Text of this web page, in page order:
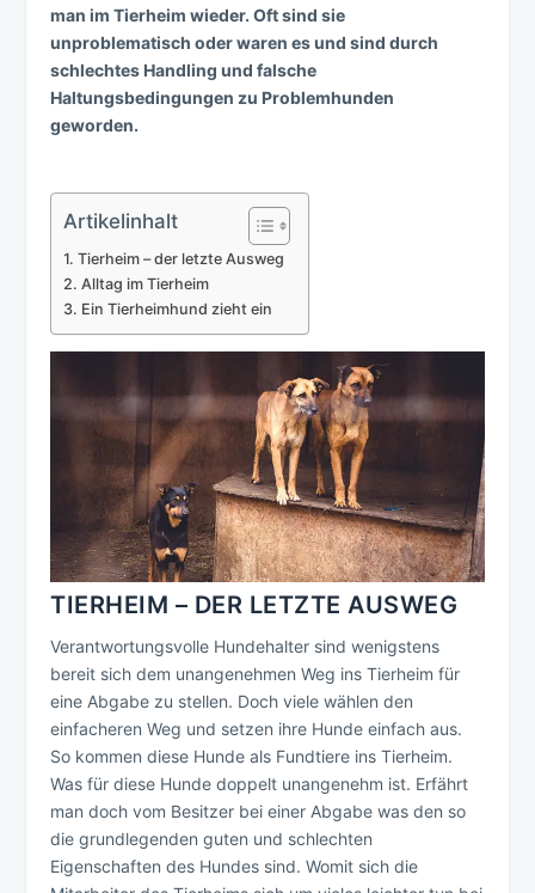
man im Tierheim wieder. Oft sind sie
unproblematisch oder waren es und sind durch
schlechtes Handling und falsche
Haltungsbedingungen zu Problemhunden
geworden.
Artikelinhalt
Tierheim – der letzte Ausweg
Alltag im Tierheim
Ein Tierheimhund zieht ein
TIERHEIM – DER LETZTE AUSWEG
Verantwortungsvolle Hundehalter sind wenigstens
bereit sich dem unangenehmen Weg ins Tierheim für
eine Abgabe zu stellen. Doch viele wählen den
einfacheren Weg und setzen ihre Hunde einfach aus.
So kommen diese Hunde als Fundtiere ins Tierheim.
Was für diese Hunde doppelt unangenehm ist. Erfährt
man doch vom Besitzer bei einer Abgabe was den so
die grundlegenden guten und schlechten
Eigenschaften des Hundes sind. Womit sich die